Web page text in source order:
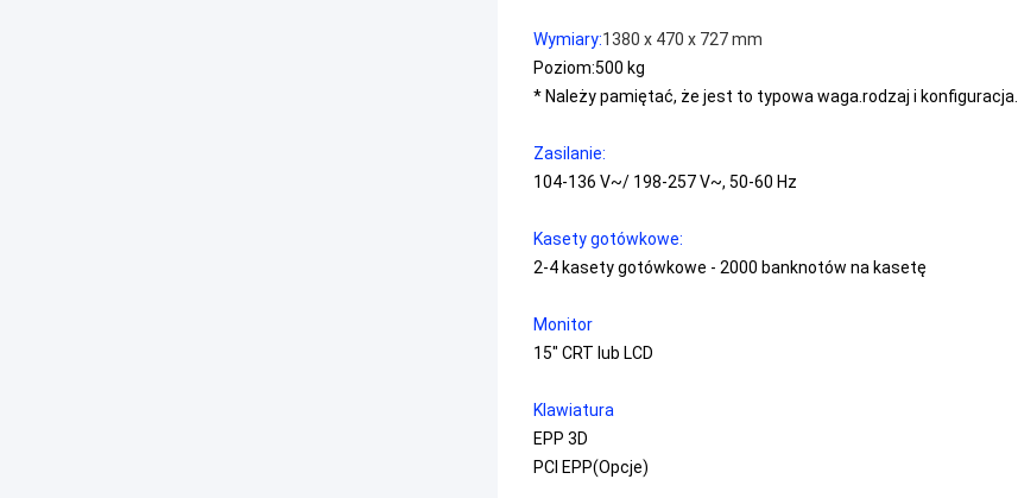
Wymiary:1380 x 470 x 727 mm
Poziom:500 kg
* Należy pamiętać, że jest to typowa waga.rodzaj i konfiguracja.
Zasilanie:
104-136 V~/ 198-257 V~, 50-60 Hz
Kasety gotówkowe:
2-4 kasety gotówkowe - 2000 banknotów na kasetę
Monitor
15" CRT lub LCD
Klawiatura
EPP 3D
PCI EPP(Opcje)